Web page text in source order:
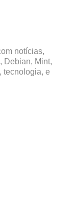
notícias,
Debian, Mint,
tecnologia, e